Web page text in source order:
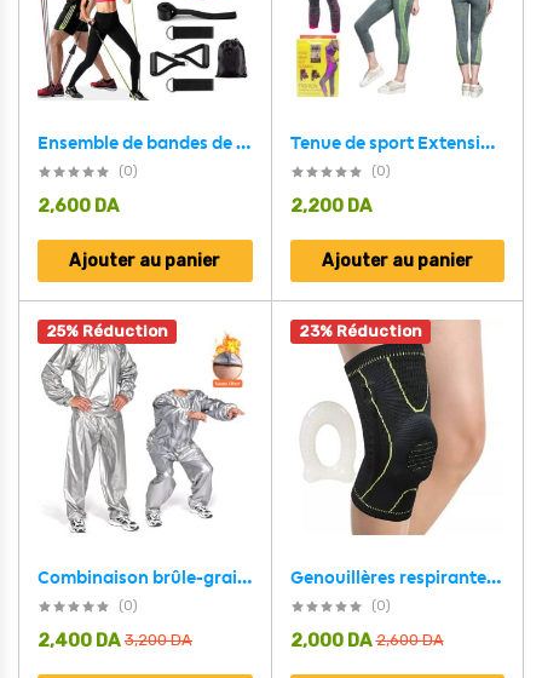
Ensemble de bandes de résistance 11 pcs équipement de Sports à domicile
(0)
2,600 DA
Ajouter au panier
Tenue de sport Extensible 2 Pcs Soutien-G Et Pantalon de Fitness
(0)
2,200 DA
Ajouter au panier
25% Réduction
Combinaison brûle-graisse Sauna SUIT pour homme et femme en PVC anti-déchirures
(0)
3,200DA
2,400 DA
23% Réduction
Genouillères respirantes avec coussinets en Gel pour la rotule SIBOTE
(0)
2,600DA
2,000 DA